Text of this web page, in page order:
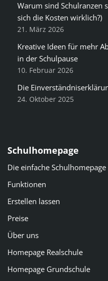
Warum sind Schulranzen
sich die Kosten wirklich?)
21. März 2026
Kreative Ideen für mehr
in der Schulpause
10. Februar 2026
Die
24. Oktober 2025
Schulhomepage
Die einfache Schulhomepage
Funktionen
Erstellen lassen
Preise
Über uns
Homepage Realschule
Homepage Grundschule